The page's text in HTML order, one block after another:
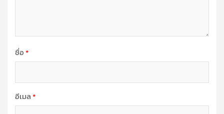
ชื่อ*
อีเมล*